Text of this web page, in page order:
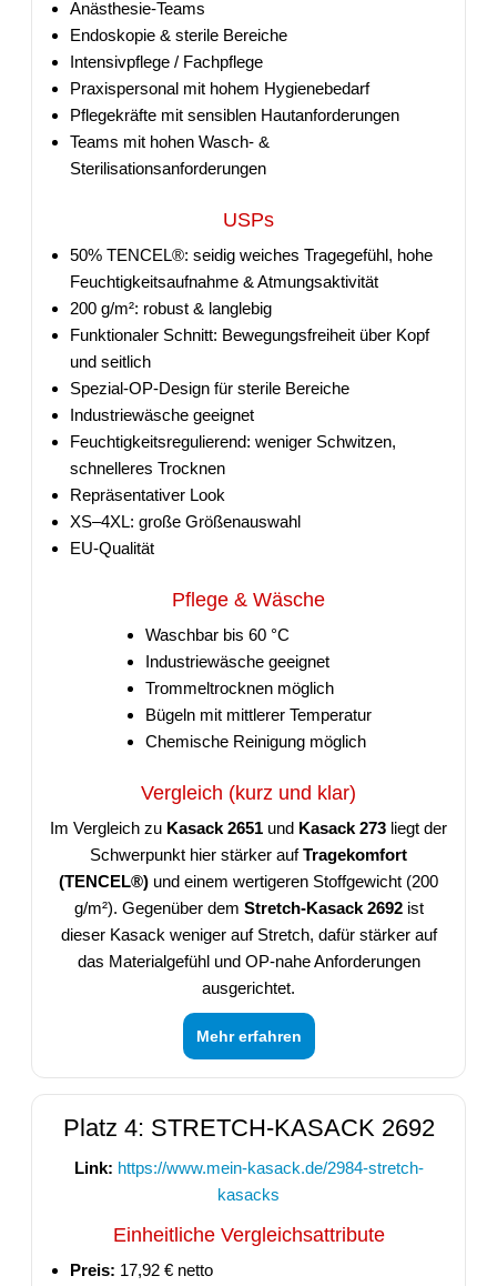
Anästhesie-Teams
Endoskopie & sterile Bereiche
Intensivpflege / Fachpflege
Praxispersonal mit hohem Hygienebedarf
Pflegekräfte mit sensiblen Hautanforderungen
Teams mit hohen Wasch- &
Sterilisationsanforderungen
USPs
50% TENCEL®: seidig weiches Tragegefühl, hohe
Feuchtigkeitsaufnahme & Atmungsaktivität
200 g/m²: robust & langlebig
Funktionaler Schnitt: Bewegungsfreiheit über Kopf
und seitlich
Spezial-OP-Design für sterile Bereiche
Industriewäsche geeignet
Feuchtigkeitsregulierend: weniger Schwitzen,
schnelleres Trocknen
Repräsentativer Look
XS–4XL: große Größenauswahl
EU-Qualität
Pflege & Wäsche
Waschbar bis 60 °C
Industriewäsche geeignet
Trommeltrocknen möglich
Bügeln mit mittlerer Temperatur
Chemische Reinigung möglich
Vergleich (kurz und klar)
Im Vergleich zu Kasack 2651 und Kasack 273 liegt der
Schwerpunkt hier stärker aufTragekomfort
(TENCEL®) und einem wertigeren Stoffgewicht (200
g/m²). Gegenüber dem Stretch-Kasack 2692ist
dieser Kasack weniger auf Stretch, dafür stärker auf
das Materialgefühl und OP-nahe Anforderungen
ausgerichtet.
Mehr erfahren
Platz 4: STRETCH-KASACK 2692
Link: https://www.mein-kasack.de/2984-stretch-
kasacks
Einheitliche Vergleichsattribute
Preis: 17,92 € netto